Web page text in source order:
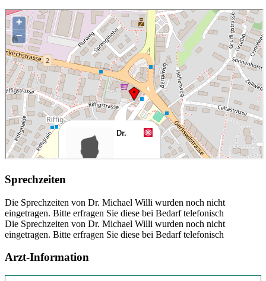
Sprechzeiten
Die Sprechzeiten von Dr. Michael Willi wurden noch nicht
eingetragen. Bitte erfragen Sie diese bei Bedarf telefonisch
Die Sprechzeiten von Dr. Michael Willi wurden noch nicht
eingetragen. Bitte erfragen Sie diese bei Bedarf telefonisch
Arzt-Information